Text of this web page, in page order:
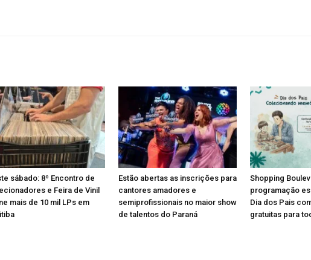
sábado: 8º Encontro de
e Feira de Vinil
mais de 10 mil LPs em
Estão abertas as inscrições para
cantores amadores e
semiprofissionais no maior show
de talentos do Paraná
Shopping
programação
Dia dos Pais
gratuitas para